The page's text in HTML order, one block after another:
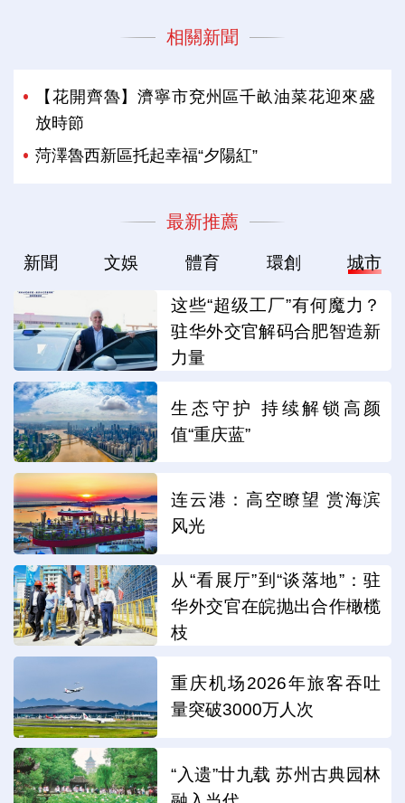
相關新聞
【花開齊魯】濟寧市兗州區千畝油菜花迎來盛
放時節
菏澤魯西新區托起幸福“夕陽紅”
最新推薦
新聞 文娛 體育 環創 城市
这些“超级工厂”有何魔力？
驻华外交官解码合肥智造新
力量
生态守护 持续解锁高颜
值“重庆蓝”
连云港：高空瞭望 赏海滨
风光
从“看展厅”到“谈落地”：驻
华外交官在皖抛出合作橄榄
枝
重庆机场2026年旅客吞吐
量突破3000万人次
“入遗”廿九载 苏州古典园林